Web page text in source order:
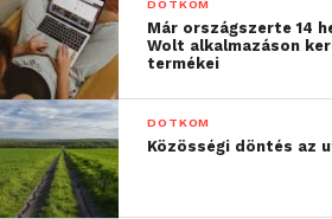
DOTKOM
Már országszerte 14
Wolt alkalmazáson
termékei
DOTKOM
Közösségi döntés az